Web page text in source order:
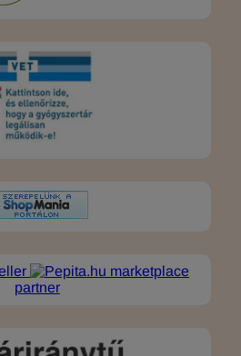
marketplace
partner